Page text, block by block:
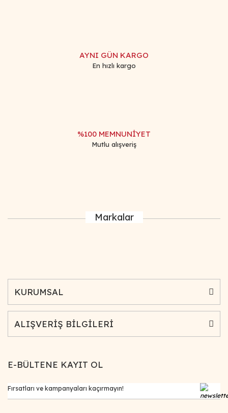
AYNI GÜN KARGO
En hızlı kargo
%100 MEMNUNİYET
Mutlu alışveriş
Markalar
KURUMSAL
ALIŞVERİŞ BİLGİLERİ
E-BÜLTENE KAYIT OL